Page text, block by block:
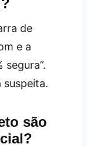
de
e a
segura”.
suspeita.
são